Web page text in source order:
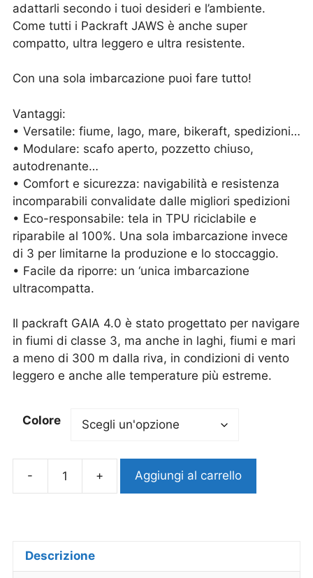
adattarli secondo i tuoi desideri e l’ambiente.
Come tutti i Packraft JAWS è anche super
compatto, ultra leggero e ultra resistente.
Con una sola imbarcazione puoi fare tutto!
Vantaggi:
• Versatile: fiume, lago, mare, bikeraft, spedizioni…
• Modulare: scafo aperto, pozzetto chiuso,
autodrenante…
• Comfort e sicurezza: navigabilità e resistenza
incomparabili convalidate dalle migliori spedizioni
• Eco-responsabile: tela in TPU riciclabile e
riparabile al 100%. Una sola imbarcazione invece
di 3 per limitarne la produzione e lo stoccaggio.
• Facile da riporre: un ‘unica imbarcazione
ultracompatta.
Il packraft GAIA 4.0 è stato progettato per navigare
in fiumi di classe 3, ma anche in laghi, fiumi e mari
a meno di 300 m dalla riva, in condizioni di vento
leggero e anche alle temperature più estreme.
Colore
- + Aggiungi al carrello
Descrizione